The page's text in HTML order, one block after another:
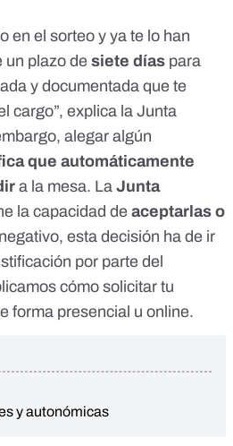
en el sorteo y ya te lo han
un plazo de siete días para
y documentada que te
cargo”, explica la Junta
alegar algún
que automáticamente
a la mesa. La Junta
lacapacidad de aceptarlas o
esta decisión ha de ir
por parte del
cómo solicitar tu
forma presencial u online.
y autonómicas